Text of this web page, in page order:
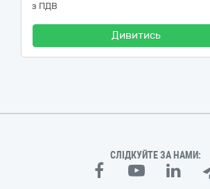
з ПДВ
Дивитись
СЛІДКУЙТЕ ЗА НАМИ: